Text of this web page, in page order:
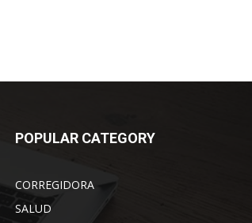
POPULAR CATEGORY
CORREGIDORA
SALUD